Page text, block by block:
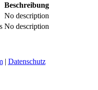
Beschreibung
No description
No description
| Datenschutz